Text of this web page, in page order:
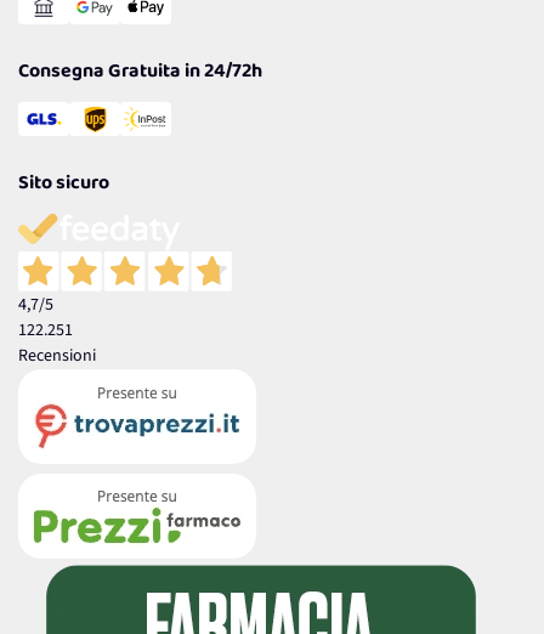
Consegna Gratuita in 24/72h
Sito sicuro
4,7/5
122.251
Recensioni